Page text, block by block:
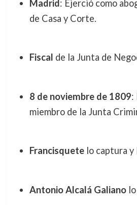
Madrid : Ejerció como
de Casa y Corte.
Fiscal de la Junta de
8 de noviembre de 1809:
miembro de la Junta
Francisquetelo captura y
Antonio Alcalá Galianolo